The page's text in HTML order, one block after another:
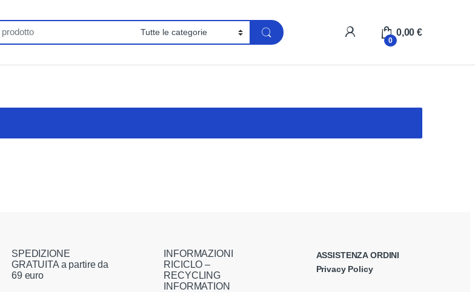
My Account
0
0,00€
SPEDIZIONE
GRATUITA a partire da
69 euro
INFORMAZIONI
RICICLO –
RECYCLING
INFORMATION
ASSISTENZA ORDINI
Privacy Policy